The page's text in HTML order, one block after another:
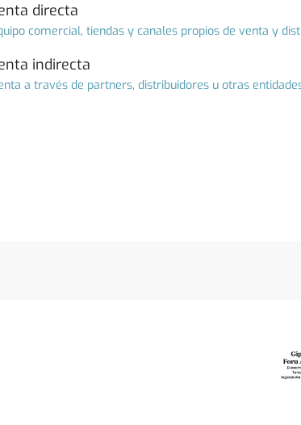
directa
comercial, tiendas y canales propios de venta y
indirecta
a través de partners, distribuidores u otras